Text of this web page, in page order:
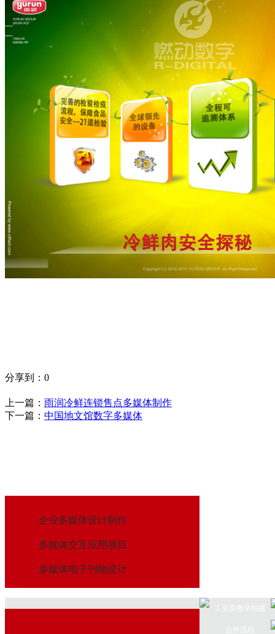
分享到： 0
上一篇： 雨润冷鲜连锁售点多媒体制作
下一篇： 中国地文馆数字多媒体
企业多媒体设计制作
多媒体交互应用项目
多媒体电子刊物设计
工业及教学拍摄